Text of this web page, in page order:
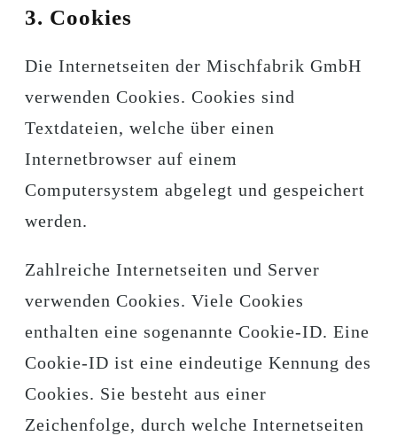
3. Cookies
Die Internetseiten der Mischfabrik GmbH
verwenden Cookies. Cookies sind
Textdateien, welche über einen
Internetbrowser auf einem
Computersystem abgelegt und gespeichert
werden.
Zahlreiche Internetseiten und Server
verwenden Cookies. Viele Cookies
enthalten eine sogenannte Cookie-ID. Eine
Cookie-ID ist eine eindeutige Kennung des
Cookies. Sie besteht aus einer
Zeichenfolge, durch welche Internetseiten